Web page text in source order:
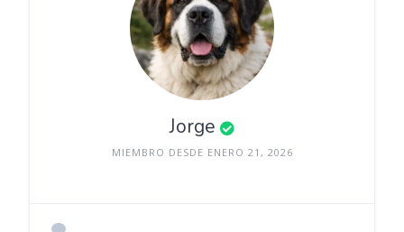
Jorge
MIEMBRO DESDE ENERO 21, 2026